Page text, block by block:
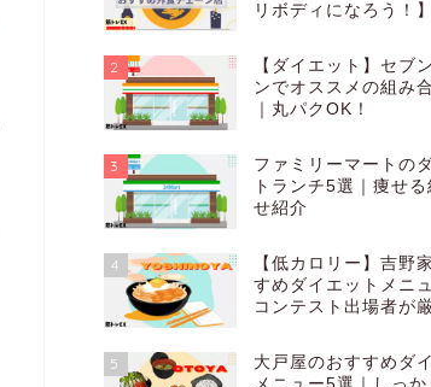
リボディになろう！】
2
【ダイエット】セブ
ンでオススメの組み
｜丸パクOK！
3
ファミリーマートの
トランチ5選｜痩せ
せ紹介
4
【低カロリー】吉野
すめダイエットメニ
コンテスト出場者が
5
大戸屋のおすすめダ